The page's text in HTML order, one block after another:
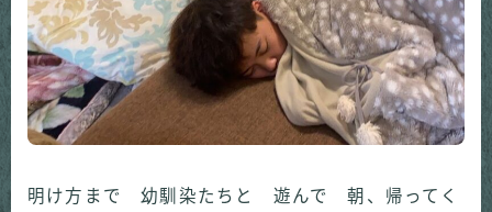
明け方まで 幼馴染たちと 遊んで 朝、帰ってく